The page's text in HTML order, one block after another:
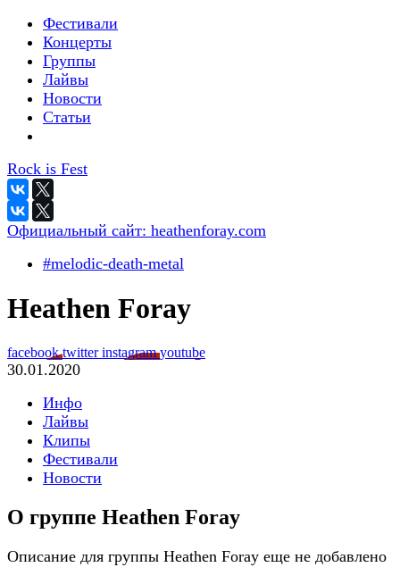
Фестивали
Концерты
Группы
Лайвы
Новости
Статьи
Rock is Fest
Официальный сайт: heathenforay.com
#melodic-death-metal
Heathen Foray
facebooktwitterinstagramyoutube
30.01.2020
Инфо
Лайвы
Клипы
Фестивали
Новости
О группе Heathen Foray
Описание для группы Heathen Foray еще не добавлено